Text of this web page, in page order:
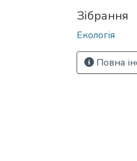
Зібрання
Екологія
Повна